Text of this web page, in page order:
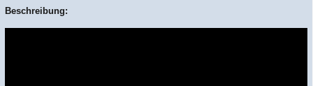
Beschreibung: